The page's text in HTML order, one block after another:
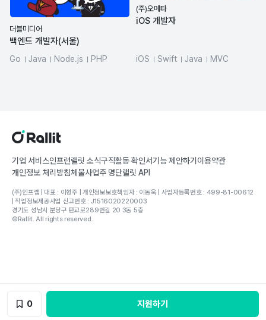
0 지원하기
더블미디어
백엔드 개발자(서울)
Go Java Node.js
PHP
(주)오메타
iOS 개발자
iOS Swift Java MVC
기업 서비스인프런랠릿 소식구직활동 확인서기능 제안하기 이용약관
개인정보 처리방침체불사업주 명단랠릿 API
(주)인프랩 | 대표 : 이형주 | 개인정보보호책임자 : 이동욱 | 사업자등록번호 : 499-81-00612
| 직업정보제공사업 신고번호 : J1516020220003
경기도 성남시 분당구 판교로289번길 20 3동 5층
©Rallit. All rights reserved.